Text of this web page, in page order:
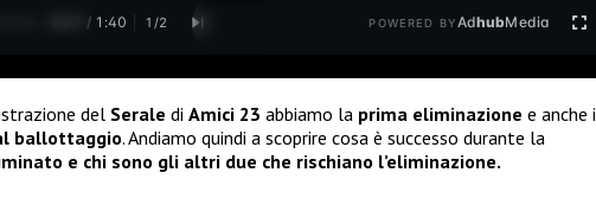
0:29 / 1:40 1 /2 POWERED BYAdhubMedia
del Serale di Amici 23 abbiamo la prima eliminazione e anche i
ballottaggio. Andiamo quindi a scoprire cosa è successo durante la
e chi sono gli altri due che rischiano l’eliminazione.